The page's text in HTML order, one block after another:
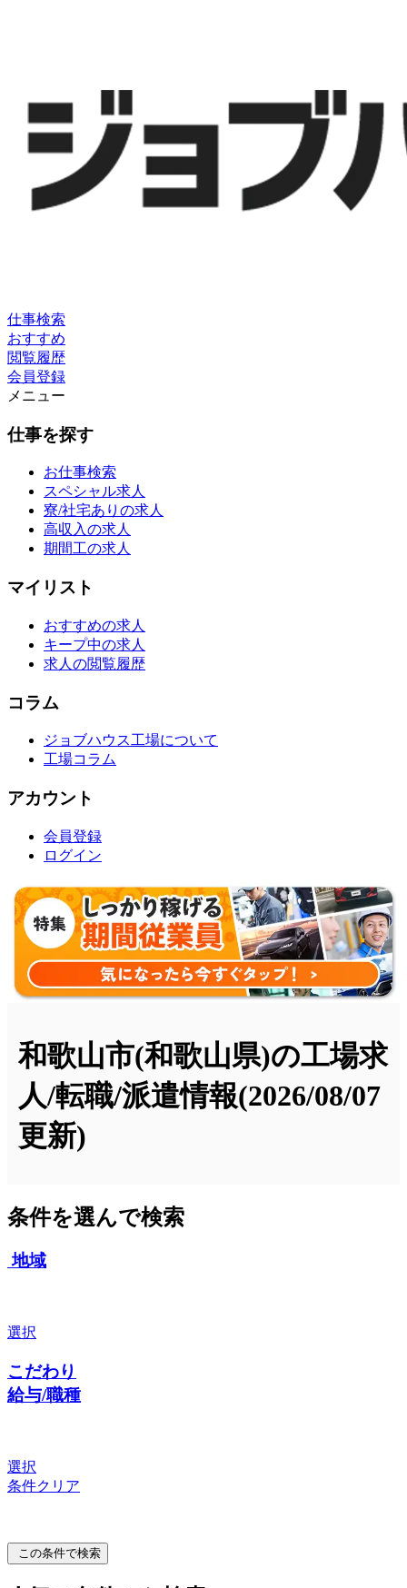
仕事検索
おすすめ
閲覧履歴
会員登録
メニュー
仕事を探す
お仕事検索
スペシャル求人
寮/社宅ありの求人
高収入の求人
期間工の求人
マイリスト
おすすめの求人
キープ中の求人
求人の閲覧履歴
コラム
ジョブハウス工場について
工場コラム
アカウント
会員登録
ログイン
和歌山市(和歌山県)の工場求
人/転職/派遣情報(2026/08/07
更新)
条件を選んで検索
地域
選択
こだわり
給与/職種
選択
条件クリア
この条件で検索